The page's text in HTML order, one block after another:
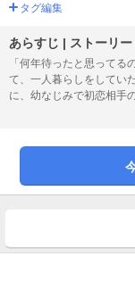
タグ編集
あらすじ | ストーリー
「何年待ったと思って
て、一人暮らしをしてい
に、幼なじみで初恋相手
れ戻しにきたのかと思
×【意地っ張り出戻り令